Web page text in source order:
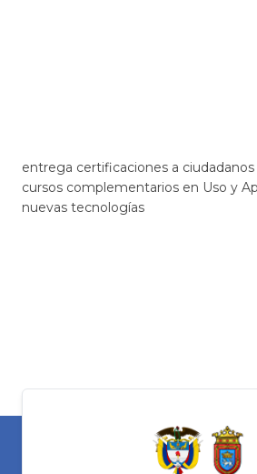
​entrega certificaciones a
cursos complementarios en Uso y
nuevas tecnologías